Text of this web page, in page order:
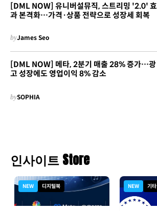
[DML NOW] 유니버설뮤직, 스트리밍 '2.0' 효
과 본격화…가격·상품 전략으로 성장세 회복
byJames Seo
[DML NOW] 메타, 2분기 매출 28% 증가…광
고 성장에도 영업이익 8% 감소
bySOPHIA
인사이트 Store
NEW 디지털북 NEW 기타